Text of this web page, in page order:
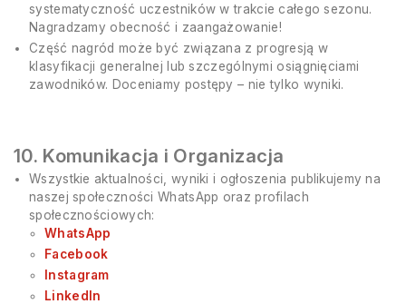
systematyczność uczestników w trakcie całego sezonu.
Nagradzamy obecność i zaangażowanie!
Część nagród może być związana z progresją w
klasyfikacji generalnej lub szczególnymi osiągnięciami
zawodników. Doceniamy postępy – nie tylko wyniki.
10. Komunikacja i Organizacja
Wszystkie aktualności, wyniki i ogłoszenia publikujemy na
naszej społeczności WhatsApp oraz profilach
społecznościowych:
WhatsApp
Facebook
Instagram
LinkedIn